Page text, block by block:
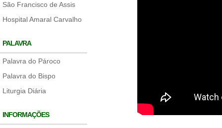
São Francisco de Assis
Hospital Amaral Carvalho
PALAVRA
Palavra do Pároco
Palavra do Bispo
Liturgia Diária
INFORMAÇÕES